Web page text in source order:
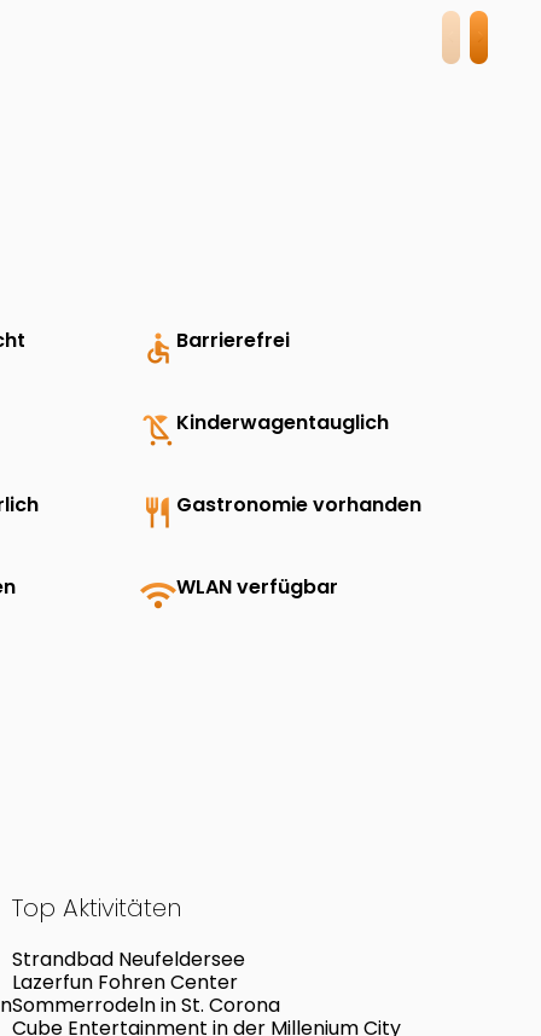
accessible Barrierefrei
child_friendly Kinderwagentauglich
restaurant Gastronomie vorhanden
wifiWLAN verfügbar
Top Aktivitäten
Strandbad Neufeldersee
Lazerfun Fohren Center
Sommerrodeln in St. Corona
Cube Entertainment in der Millenium City